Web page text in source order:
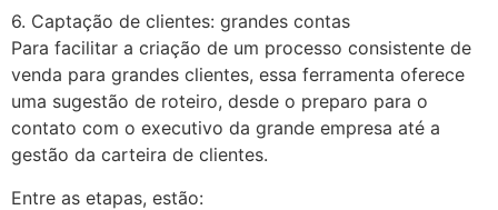
6. Captação de clientes: grandes contas
Para facilitar a criação de um processo consistente de
venda para grandes clientes, essa ferramenta oferece
uma sugestão de roteiro, desde o preparo para o
contato com o executivo da grande empresa até a
gestão da carteira de clientes.
Entre as etapas, estão: